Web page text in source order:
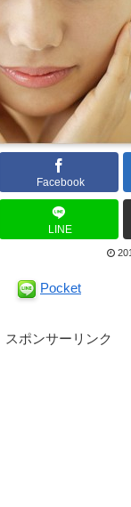
Facebook
LINE
Pocket
スポンサーリンク